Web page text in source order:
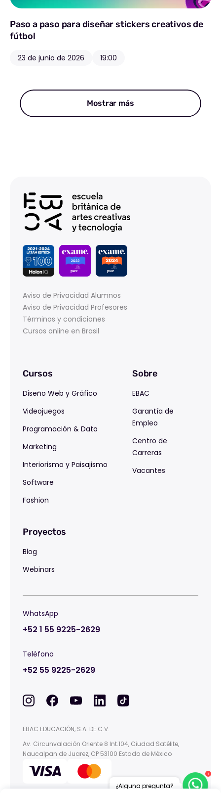
Paso a paso para diseñar stickers creativos de
fútbol
23 de junio de 2026 19:00
Mostrar más
Aviso de Privacidad Alumnos
Aviso de Privacidad Profesores
Términos y condiciones
Cursos online en Brasil
Cursos
Diseño Web y Gráfico
Videojuegos
Programación & Data
Marketing
Interiorismo y Paisajismo
Software
Fashion
Sobre
EBAC
Garantía de
Empleo
Centro de
Carreras
Vacantes
Proyectos
Blog
Webinars
WhatsApp
+52 1 55 9225-2629
Teléfono
+52 55 9225-2629
EBAC EDUCACIÓN, S.A. DE C.V.
Av. Circunvalación Oriente 8 Int.104, Ciudad Satélite,
Naucalpan de Juarez, CP 53100 Estado de México
¿Alguna pregunta?
1